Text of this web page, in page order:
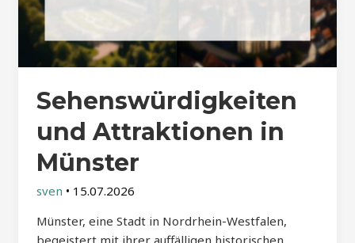
Sehenswürdigkeiten
und Attraktionen in
Münster
sven • 15.07.2026
Münster, eine Stadt in Nordrhein-Westfalen,
begeistert mit ihrer auffälligen historischen